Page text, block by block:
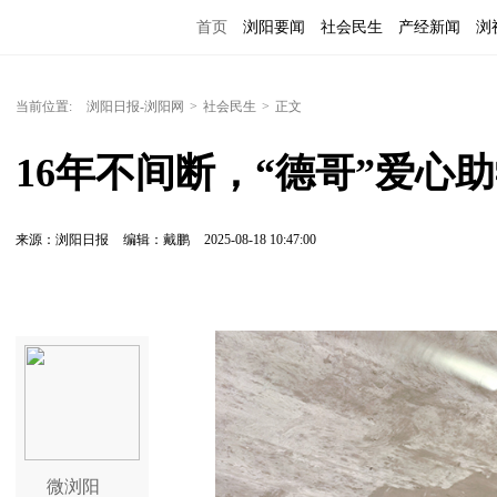
首页 浏阳要闻 社会民生 产经新闻 浏
当前位置: 浏阳日报-浏阳网 > 社会民生 > 正文
16年不间断，“德哥”爱心
来源：浏阳日报 编辑：戴鹏 2025-08-18 10:47:00
微浏阳